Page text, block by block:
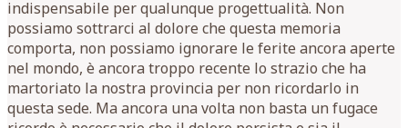
indispensabile per qualunque progettualità. Non
possiamo sottrarci al dolore che questa memoria
comporta, non possiamo ignorare le ferite ancora aperte
nel mondo, è ancora troppo recente lo strazio che ha
martoriato la nostra provincia per non ricordarlo in
questa sede. Ma ancora una volta non basta un fugace